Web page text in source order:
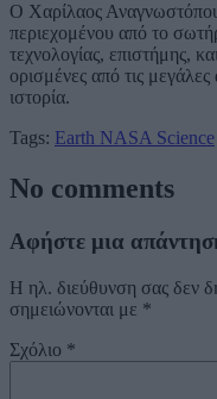
Ο Χαρίλαος
περιεχομένου από το
τεχνολογίας, επιστήμης,
ορισμένες από τις
ιστορία.
Tags: Earth NASA Science
No comments
Αφήστε μια
Η ηλ. διεύθυνση σας δεν
σημειώνονται με *
Σχόλιο *